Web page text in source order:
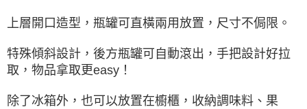
上層開口造型，瓶罐可直橫兩用放置，尺寸不侷限。
特殊傾斜設計，後方瓶罐可自動滾出，手把設計好拉
取，物品拿取更easy！
除了冰箱外，也可以放置在櫥櫃，收納調味料、果